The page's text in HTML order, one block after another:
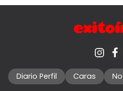
Diario Perfil Caras